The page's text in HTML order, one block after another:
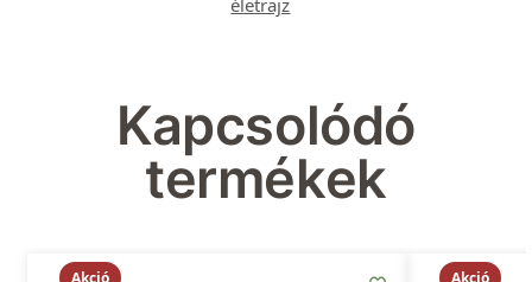
életrajz
Kapcsolódó
termékek